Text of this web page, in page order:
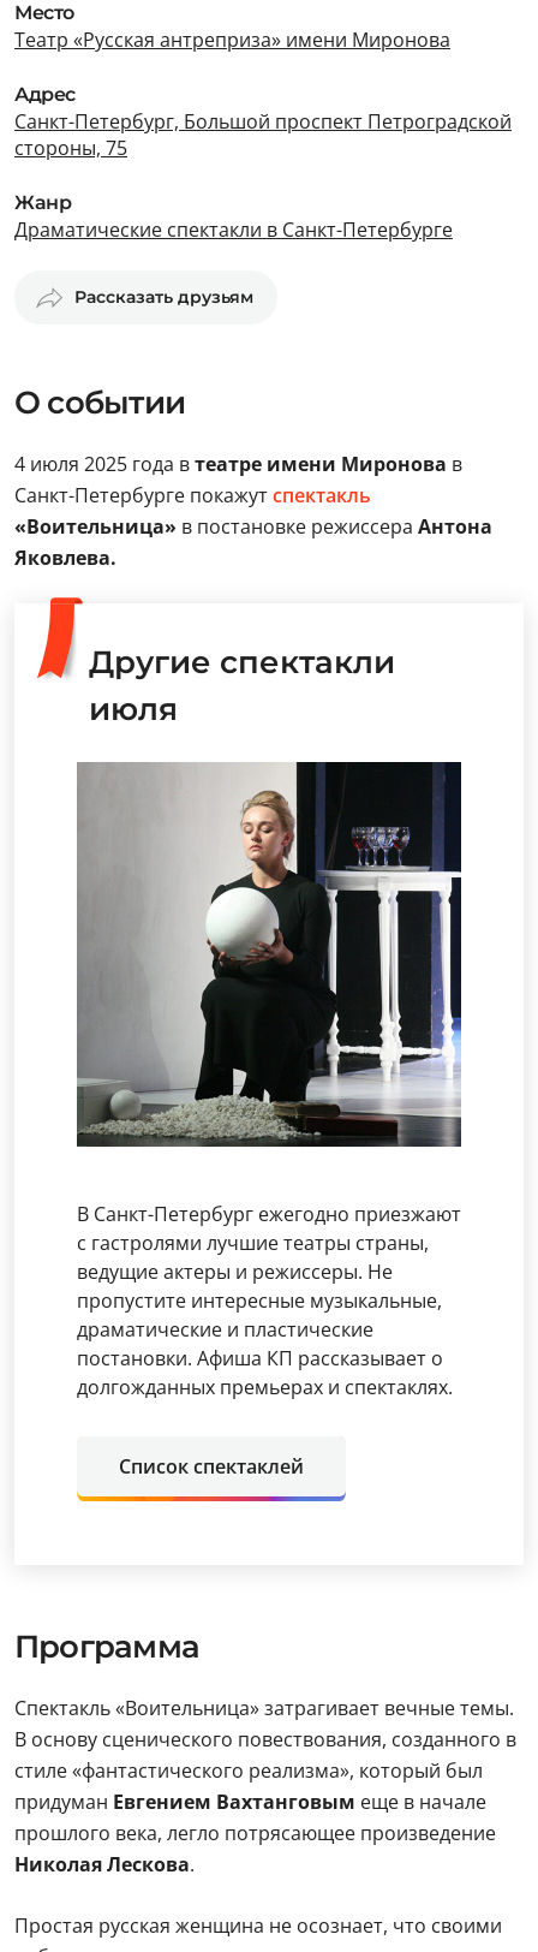
Место
Театр «Русская антреприза» имени Миронова
Адрес
Санкт-Петербург, Большой проспект Петроградской
стороны, 75
Жанр
Драматические спектакли в Санкт-Петербурге
Рассказать друзьям
О событии
4 июля 2025 года втеатре имени Миронова в
Санкт-Петербурге покажутспектакль
«Воительница» в постановке режиссера Антона
Яковлева.
Другие спектакли
июля
В Санкт-Петербург ежегодно приезжают
с гастролями лучшие театры страны,
ведущие актеры и режиссеры. Не
пропустите интересные музыкальные,
драматические и пластические
постановки. Афиша КП рассказывает о
долгожданных премьерах и спектаклях.
Список спектаклей
Программа
Спектакль «Воительница» затрагивает вечные темы.
В основу сценического повествования, созданного в
стиле «фантастического реализма», который был
придуман Евгением Вахтанговым еще в начале
прошлого века, легло потрясающее произведение
Николая Лескова.
Простая русская женщина не осознает, что своими